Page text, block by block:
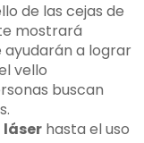
de las cejas de
mostrará
ayudarán a lograr
vello
buscan
hasta el uso